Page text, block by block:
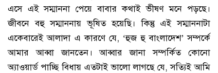
এসে এই সম্মাননা পেয়ে বাবার কথাই ভীষণ মনে পড়ছে।
জীবনে বহু সম্মাননায় ভূষিত হয়েছি। কিন্তু এই সম্মাননাটা
একেবারেই আলাদা এ কারণে যে, ‘হুজ হু বাংলাদেশ’ সম্পর্কে
আমার আব্বা জানতেন। আব্বার জানা সম্পর্কিত কোনো
অ্যাওয়ার্ড পাচ্ছি বিধায় এতটাই ভালো লাগছে যে, সত্যিই আমি